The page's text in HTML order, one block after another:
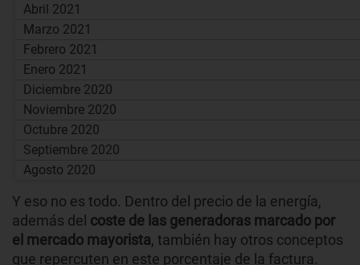
Abril 2021
Marzo 2021
Febrero 2021
Enero 2021
Diciembre 2020
Noviembre 2020
Octubre 2020
Septiembre 2020
Agosto 2020
Y eso no es todo. Dentro del precio de la energía,
además del coste de las generadoras marcado por
el mercado mayorista, también hay otros conceptos
que repercuten en este porcentaje de la factura.